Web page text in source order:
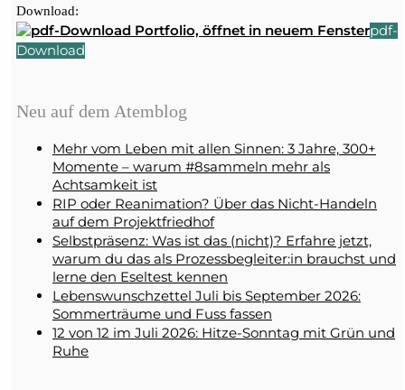
Download:
pdf-
Download
Neu auf dem Atemblog
Mehr vom Leben mit allen Sinnen: 3 Jahre, 300+
Momente – warum #8sammeln mehr als
Achtsamkeit ist
RIP oder Reanimation? Über das Nicht-Handeln
auf dem Projektfriedhof
Selbstpräsenz: Was ist das (nicht)? Erfahre jetzt,
warum du das als Prozessbegleiter:in brauchst und
lerne den Eseltest kennen
Lebenswunschzettel Juli bis September 2026:
Sommerträume und Fuss fassen
12 von 12 im Juli 2026: Hitze-Sonntag mit Grün und
Ruhe